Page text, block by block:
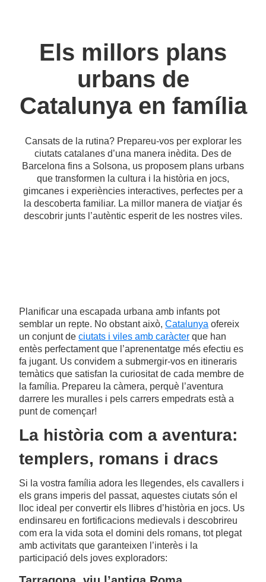
Els millors plans
urbans de
Catalunya en família
Cansats de la rutina? Prepareu-vos per explorar les
ciutats catalanes d’una manera inèdita. Des de
Barcelona fins a Solsona, us proposem plans urbans
que transformen la cultura i la història en jocs,
gimcanes i experiències interactives, perfectes per a
la descoberta familiar. La millor manera de viatjar és
descobrir junts l’autèntic esperit de les nostres viles.
Planificar una escapada urbana amb infants pot
semblar un repte. No obstant això, Catalunya ofereix
un conjunt de ciutats i viles amb caràcter que han
entès perfectament que l’aprenentatge més efectiu es
fa jugant. Us convidem a submergir-vos en itineraris
temàtics que satisfan la curiositat de cada membre de
la família. Prepareu la càmera, perquè l’aventura
darrere les muralles i pels carrers empedrats està a
punt de començar!
La història com a aventura:
templers, romans i dracs
Si la vostra família adora les llegendes, els cavallers i
els grans imperis del passat, aquestes ciutats són el
lloc ideal per convertir els llibres d’història en jocs. Us
endinsareu en fortificacions medievals i descobrireu
com era la vida sota el domini dels romans, tot plegat
amb activitats que garanteixen l’interès i la
participació dels joves exploradors: